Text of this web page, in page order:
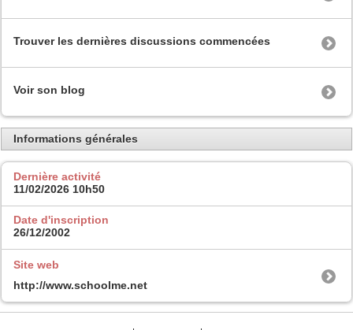
Trouver les dernières discussions commencées
Voir son blog
Informations générales
Dernière activité
11/02/2026 10h50
Date d'inscription
26/12/2002
Site web
http://www.schoolme.net